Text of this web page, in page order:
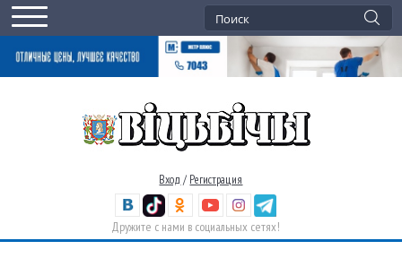
Вход / Регистрация
Дружите с нами в социальных сетях!